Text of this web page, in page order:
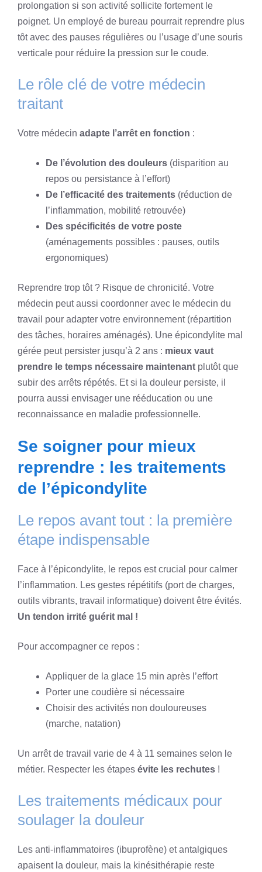
prolongation si son activité sollicite fortement le
poignet. Un employé de bureau pourrait reprendre plus
tôt avec des pauses régulières ou l’usage d’une souris
verticale pour réduire la pression sur le coude.
Le rôle clé de votre médecin
traitant
Votre médecin adapte l’arrêt en fonction :
De l’évolution des douleurs (disparition au
repos ou persistance à l’effort)
De l’efficacité des traitements (réduction de
l’inflammation, mobilité retrouvée)
Des spécificités de votre poste
(aménagements possibles : pauses, outils
ergonomiques)
Reprendre trop tôt ? Risque de chronicité. Votre
médecin peut aussi coordonner avec le médecin du
travail pour adapter votre environnement (répartition
des tâches, horaires aménagés). Une épicondylite mal
gérée peut persister jusqu’à 2 ans : mieux vaut
prendre le temps nécessaire maintenant plutôt que
subir des arrêts répétés. Et si la douleur persiste, il
pourra aussi envisager une rééducation ou une
reconnaissance en maladie professionnelle.
Se soigner pour mieux
reprendre : les traitements
de l’épicondylite
Le repos avant tout : la première
étape indispensable
Face à l’épicondylite, le repos est crucial pour calmer
l’inflammation. Les gestes répétitifs (port de charges,
outils vibrants, travail informatique) doivent être évités.
Un tendon irrité guérit mal !
Pour accompagner ce repos :
Appliquer de la glace 15 min après l’effort
Porter une coudière si nécessaire
Choisir des activités non douloureuses
(marche, natation)
Un arrêt de travail varie de 4 à 11 semaines selon le
métier. Respecter les étapes évite les rechutes !
Les traitements médicaux pour
soulager la douleur
Les anti-inflammatoires (ibuprofène) et antalgiques
apaisent la douleur, mais la kinésithérapie reste